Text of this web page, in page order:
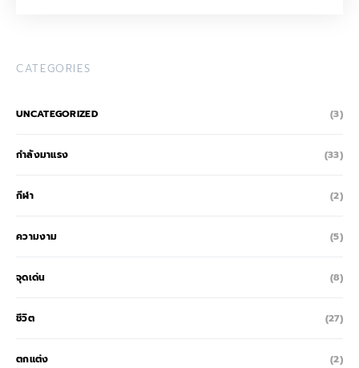
CATEGORIES
UNCATEGORIZED (3)
กำลังมาแรง (33)
กีฬา (2)
ความงาม (5)
จุดเด่น (8)
ชีวิต (27)
ตกแต่ง (2)